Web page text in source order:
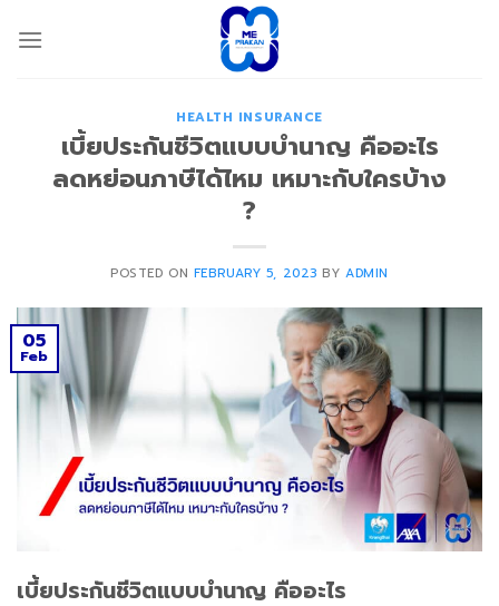
HEALTH INSURANCE
เบี้ยประกันชีวิตแบบบํานาญ คืออะไร
ลดหย่อนภาษีได้ไหม เหมาะกับใครบ้าง
?
POSTED ON FEBRUARY 5, 2023 BY ADMIN
05
Feb
เบี้ยประกันชีวิตแบบบำนาญ คืออะไร